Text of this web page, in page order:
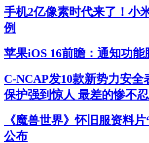
手机2亿像素时代来了！小
例
苹果iOS 16前瞻：通知功能
C-NCAP发10款新势力安全
保护强到惊人 最差的惨不
《魔兽世界》怀旧服资料
公布